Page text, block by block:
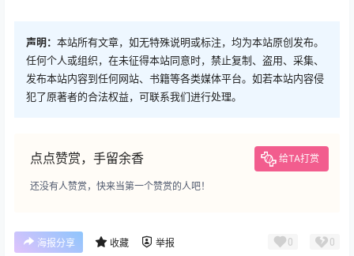
声明： 本站所有文章，如无特殊说明或标注，均为本站原创发布。
任何个人或组织，在未征得本站同意时，禁止复制、盗用、采集、
发布本站内容到任何网站、书籍等各类媒体平台。如若本站内容侵
犯了原著者的合法权益，可联系我们进行处理。
点点赞赏，手留余香 给TA打赏
还没有人赞赏，快来当第一个赞赏的人吧！
海报分享 收藏 举报 0 0